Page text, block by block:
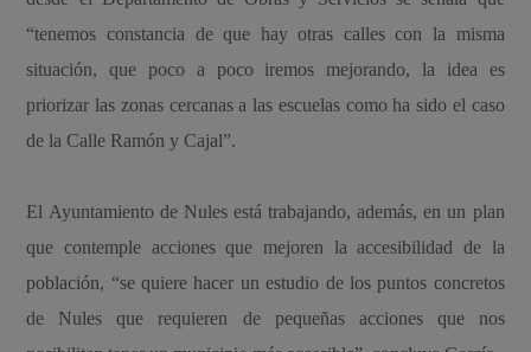
“tenemos constancia de que hay otras calles con la misma
situación, que poco a poco iremos mejorando, la idea es
priorizar las zonas cercanas a las escuelas como ha sido el caso
de la Calle Ramón y Cajal”.
El Ayuntamiento de Nules está trabajando, además, en un plan
que contemple acciones que mejoren la accesibilidad de la
población, “se quiere hacer un estudio de los puntos concretos
de Nules que requieren de pequeñas acciones que nos